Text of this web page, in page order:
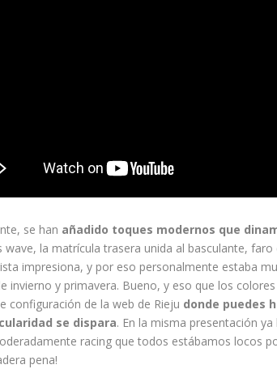
se han añadido toques modernos que
wave, la matrícula trasera unida al basculante,
impresiona, y por eso personalmente estaba
invierno y primavera. Bueno, y eso que los
configuración de la web de Rieju donde puedes
se dispara. En la misma presentación
racing que todos estábamos locos
pena!